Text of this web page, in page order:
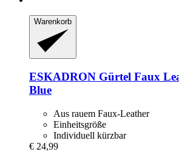
Warenkorb
ESKADRON Gürtel Faux
Blue
Aus rauem Faux-Leather
Einheitsgröße
Individuell kürzbar
€ 24,99